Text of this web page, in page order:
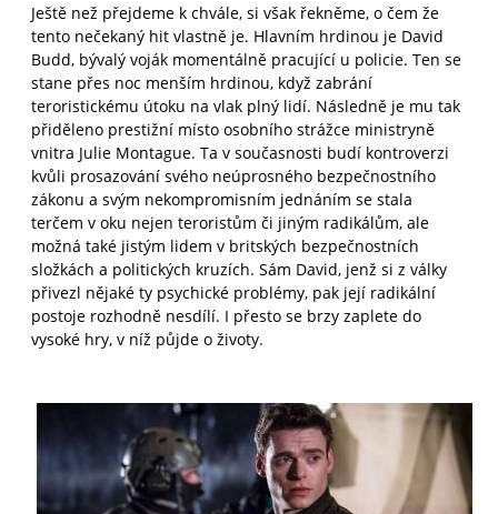
Ještě než přejdeme k chvále, si však řekněme, o čem že
tento nečekaný hit vlastně je. Hlavním hrdinou je David
Budd, bývalý voják momentálně pracující u policie. Ten se
stane přes noc menším hrdinou, když zabrání
teroristickému útoku na vlak plný lidí. Následně je mu tak
přiděleno prestižní místo osobního strážce ministryně
vnitra Julie Montague. Ta v současnosti budí kontroverzi
kvůli prosazování svého neúprosného bezpečnostního
zákonu a svým nekompromisním jednáním se stala
terčem v oku nejen teroristům či jiným radikálům, ale
možná také jistým lidem v britských bezpečnostních
složkách a politických kruzích. Sám David, jenž si z války
přivezl nějaké ty psychické problémy, pak její radikální
postoje rozhodně nesdílí. I přesto se brzy zaplete do
vysoké hry, v níž půjde o životy.